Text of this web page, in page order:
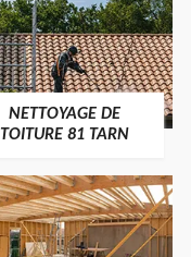
NETTOYAGE DE
TOITURE 81 TARN